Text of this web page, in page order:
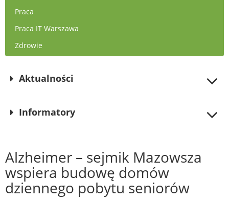
Praca
Praca IT Warszawa
Zdrowie
Aktualności
Informatory
Alzheimer – sejmik Mazowsza
wspiera budowę domów
dziennego pobytu seniorów